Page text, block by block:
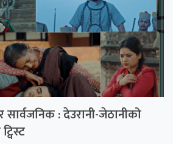
सार्वजनिक : देउरानी-जेठानीको